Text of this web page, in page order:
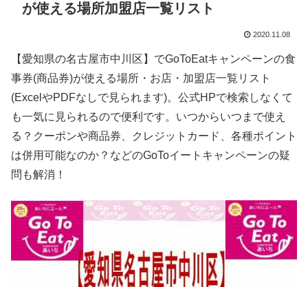
が使える場所加盟店一覧リスト
2020.11.08
【愛知県の名古屋市中川区】でGoToEatキャンペーンの食
事券(商品券)が使える場所・お店・加盟店一覧リスト
(ExcelやPDFなしで見られます)。公式HPで検索しなくて
も一気に見られるので便利です。いつからいつまで使え
る？クーポンや商品券、クレジットカード、各種ポイント
は併用可能なのか？などのGoToイートキャンペーンの疑
問も解消！